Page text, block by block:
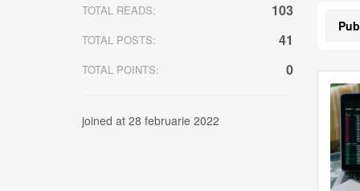
TOTAL READS: 103
TOTAL POSTS: 41
TOTAL POINTS: 0
joined at 28 februarie 2022